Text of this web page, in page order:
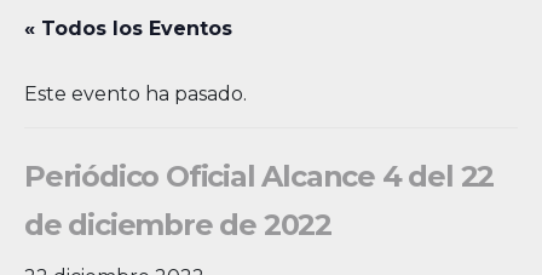
« Todos los Eventos
Este evento ha pasado.
Periódico Oficial Alcance 4 del 22
de diciembre de 2022